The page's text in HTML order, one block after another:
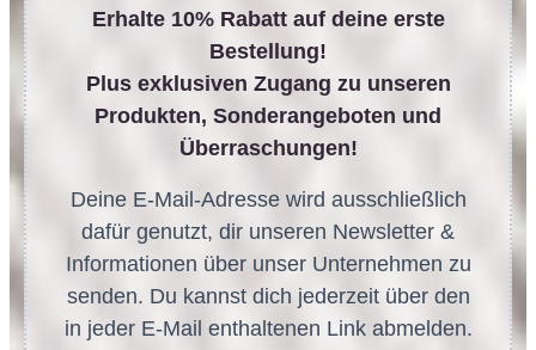
Erhalte 10% Rabatt auf deine erste
Bestellung!
Plus exklusiven Zugang zu unseren
Produkten, Sonderangeboten und
Überraschungen!
Deine E-Mail-Adresse wird ausschließlich
dafür genutzt, dir unseren Newsletter &
Informationen über unser Unternehmen zu
senden. Du kannst dich jederzeit über den
in jeder E-Mail enthaltenen Link abmelden.